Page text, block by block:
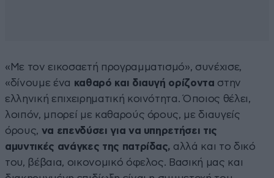
«Με τον εικοσαετή προγραμματισμό», συνέχισε,
«δίνουμε ένα καθαρό και διαυγή ορίζοντα στην
ελληνική επιχειρηματική κοινότητα. Όποιος θέλει,
λοιπόν, μπορεί με καθαρούς όρους, με διαυγείς
όρους, να επενδύσει για να υπηρετήσει τις
αμυντικές ανάγκες της πατρίδας, αλλά και το δικό
του, βέβαια, οικονομικό όφελος. Βασική μας και